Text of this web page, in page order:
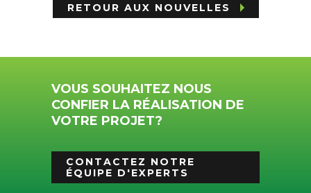
RETOUR AUX NOUVELLES
VOUS SOUHAITEZ NOUS
CONFIER LA RÉALISATION DE
VOTRE PROJET?
CONTACTEZ NOTRE
ÉQUIPE D'EXPERTS